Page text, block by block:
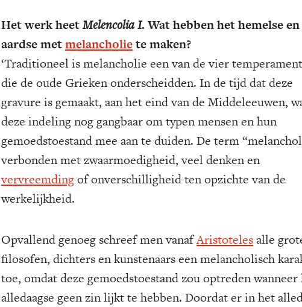
Het werk heetMelencolia I. Wat hebben het hemelse en
aardse metmelancholiete maken?
‘Traditioneel is melancholie een van de vier
die de oude Grieken onderscheidden. In de tijd dat deze
gravure is gemaakt, aan het eind van de Middeleeuwen,
deze indeling nog gangbaar om typen mensen en hun
gemoedstoestand mee aan te duiden. De term
verbonden met zwaarmoedigheid, veel denken en
vervreemdingof onverschilligheid ten opzichte van de
werkelijkheid.
Opvallend genoeg schreef men vanafAristotelesalle
filosofen, dichters en kunstenaars een melancholisch
toe, omdat deze gemoedstoestand zou optreden wanneer
alledaagse geen zin lijkt te hebben. Doordat er in het